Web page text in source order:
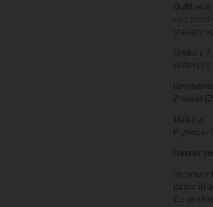
Outfit
und
Vielzahl
Größen:
Halterung
Produkt
Material:
Plywood-
Details
ist der in
EU